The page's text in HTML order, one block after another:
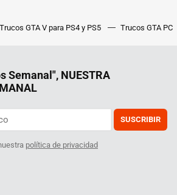
Trucos GTA V para PS4 y PS5 Trucos GTA PC
Semanal", NUESTRA
SUSCRIBIR
política de privacidad